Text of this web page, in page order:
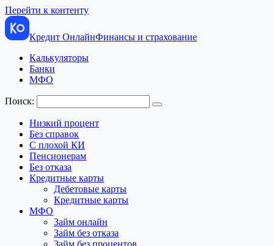
Перейти к контенту
Кредит ОнлайнФинансы и страхование
Калькуляторы
Банки
МФО
Поиск:
Низкий процент
Без справок
С плохой КИ
Пенсионерам
Без отказа
Кредитные карты
Дебетовые карты
Кредитные карты
МФО
Займ онлайн
Займ без отказа
Займ без процентов